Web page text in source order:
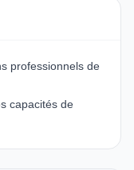
professionnels de
capacités de